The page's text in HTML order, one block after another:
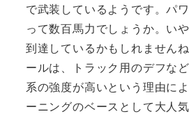
で武装しているようです。パ
って数百馬力でしょうか。い
到達しているかもしれません
ールは、トラック用のデフな
系の強度が高いという理由に
ーニングのベースとして大人気